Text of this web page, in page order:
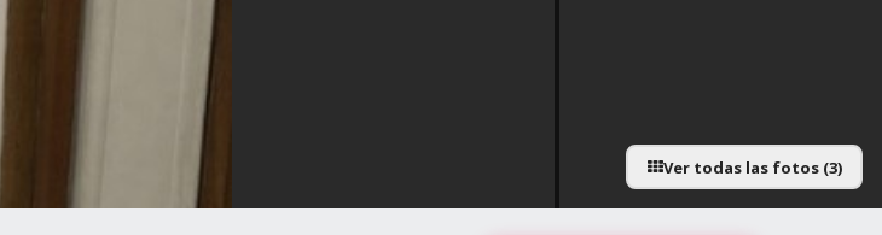
Ver todas las fotos (3)